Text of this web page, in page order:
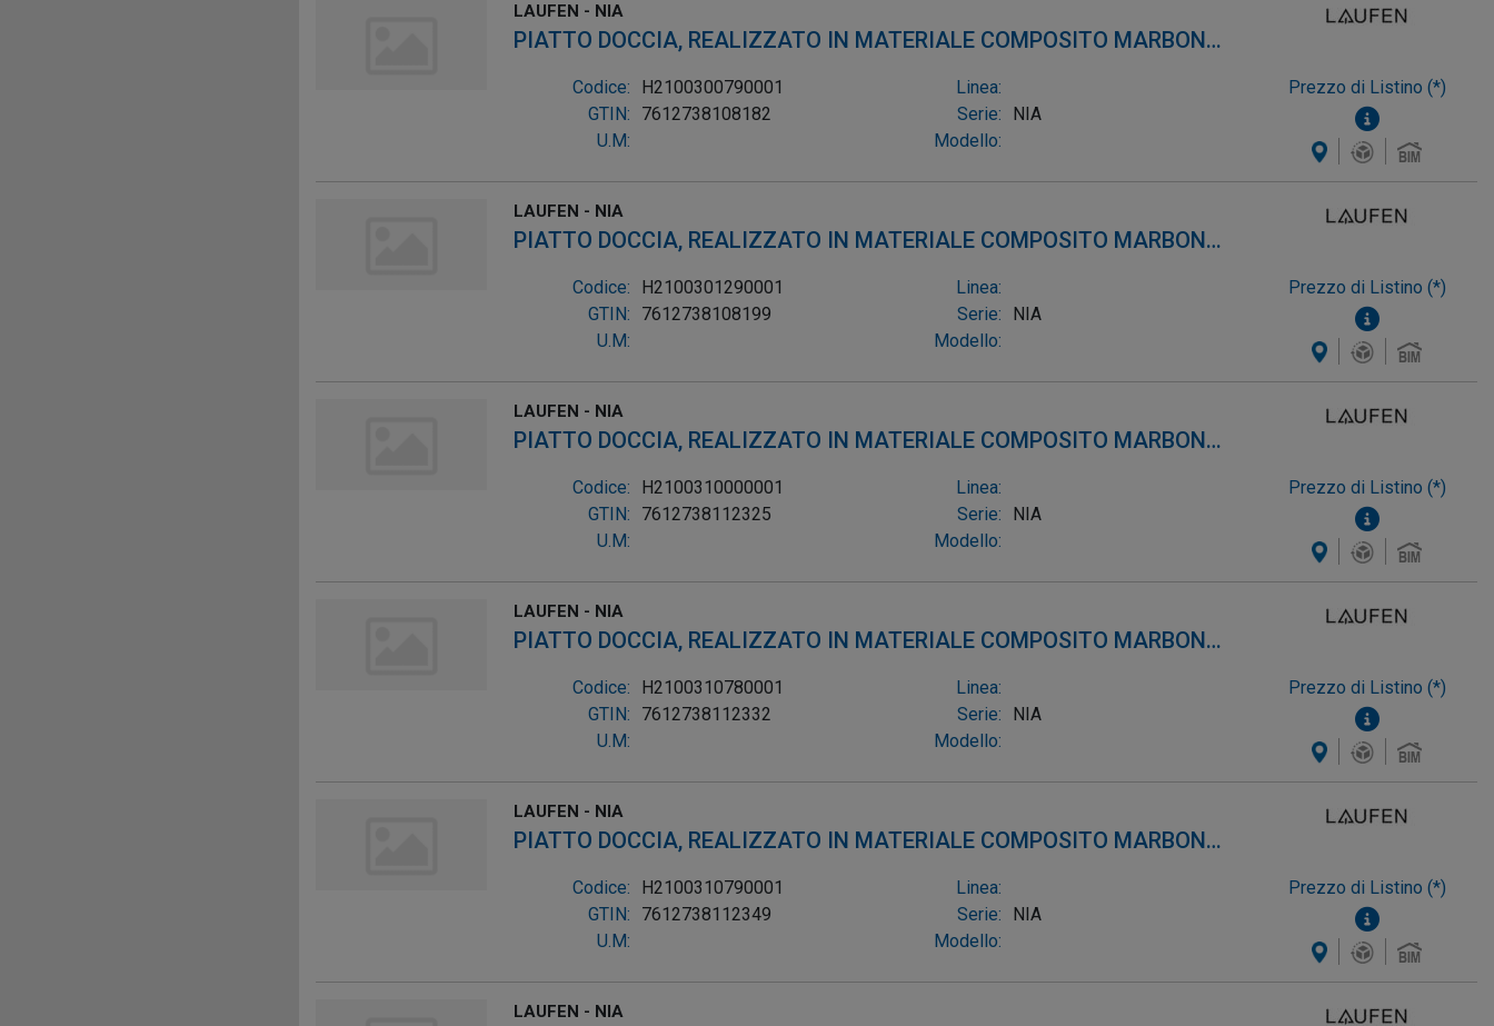
LAUFEN - NIA
PIATTO DOCCIA, REALIZZATO IN MATERIALE COMPOSITO MARBOND,
Codice:
H2100300790001
GTIN:
7612738108182
U.M:
Linea:
Serie:
NIA
Modello:
Prezzo di Listino (*)
LAUFEN - NIA
PIATTO DOCCIA, REALIZZATO IN MATERIALE COMPOSITO MARBOND,
Codice:
H2100301290001
GTIN:
7612738108199
U.M:
Linea:
Serie:
NIA
Modello:
Prezzo di Listino (*)
LAUFEN - NIA
PIATTO DOCCIA, REALIZZATO IN MATERIALE COMPOSITO MARBOND,
Codice:
H2100310000001
GTIN:
7612738112325
U.M:
Linea:
Serie:
NIA
Modello:
Prezzo di Listino (*)
LAUFEN - NIA
PIATTO DOCCIA, REALIZZATO IN MATERIALE COMPOSITO MARBOND,
Codice:
H2100310780001
GTIN:
7612738112332
U.M:
Linea:
Serie:
NIA
Modello:
Prezzo di Listino (*)
LAUFEN - NIA
PIATTO DOCCIA, REALIZZATO IN MATERIALE COMPOSITO MARBOND,
Codice:
H2100310790001
GTIN:
7612738112349
U.M:
Linea:
Serie:
NIA
Modello:
Prezzo di Listino (*)
LAUFEN - NIA